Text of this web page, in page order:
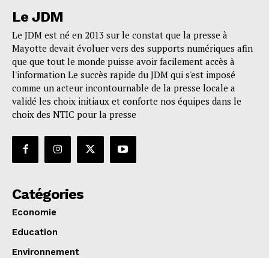
Le JDM
Le JDM est né en 2013 sur le constat que la presse à
Mayotte devait évoluer vers des supports numériques afin
que que tout le monde puisse avoir facilement accès à
l'information Le succès rapide du JDM qui s'est imposé
comme un acteur incontournable de la presse locale a
validé les choix initiaux et conforte nos équipes dans le
choix des NTIC pour la presse
Catégories
Economie
Education
Environnement